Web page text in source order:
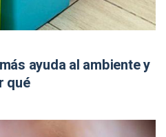
ayuda al ambiente y
qué